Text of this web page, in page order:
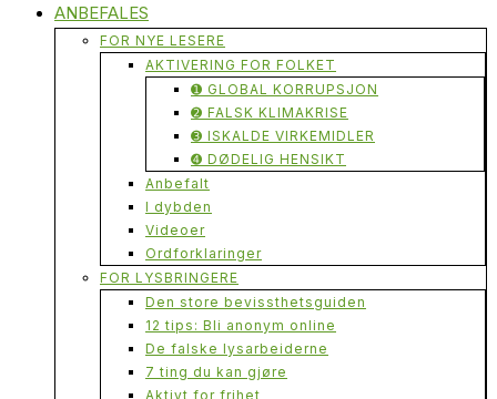
ANBEFALES
FOR NYE LESERE
AKTIVERING FOR FOLKET
➊ GLOBAL KORRUPSJON
➋ FALSK KLIMAKRISE
➌ ISKALDE VIRKEMIDLER
➍ DØDELIG HENSIKT
Anbefalt
I dybden
Videoer
Ordforklaringer
FOR LYSBRINGERE
Den store bevissthetsguiden
12 tips: Bli anonym online
De falske lysarbeiderne
7 ting du kan gjøre
Aktivt for frihet